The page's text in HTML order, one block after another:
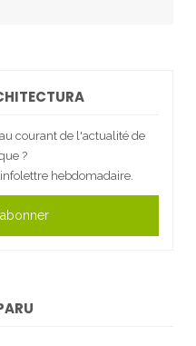
courant de l'actualité de
?
hebdomadaire.